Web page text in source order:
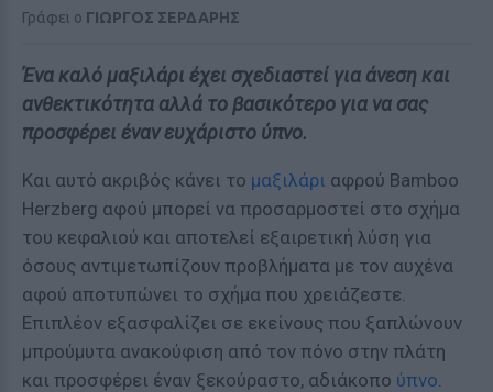
Γράφει ο ΓΙΩΡΓΟΣ ΣΕΡΔΑΡΗΣ
Ένα καλό μαξιλάρι έχει σχεδιαστεί για άνεση και
ανθεκτικότητα αλλά το βασικότερο για να σας
προσφέρει έναν ευχάριστο ύπνο.
Και αυτό ακριβός κάνει το μαξιλάρι αφρού Bamboo
Herzberg αφού μπορεί να προσαρμοστεί στο σχήμα
του κεφαλιού και αποτελεί εξαιρετική λύση για
όσους αντιμετωπίζουν προβλήματα με τον αυχένα
αφού αποτυπώνει το σχήμα που χρειάζεστε.
Επιπλέον εξασφαλίζει σε εκείνους που ξαπλώνουν
μπρούμυτα ανακούφιση από τον πόνο στην πλάτη
και προσφέρει έναν ξεκούραστο, αδιάκοπο ύπνο.